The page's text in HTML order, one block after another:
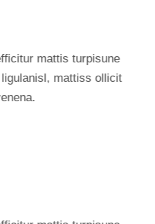
mattis turpisune
mattiss ollicit